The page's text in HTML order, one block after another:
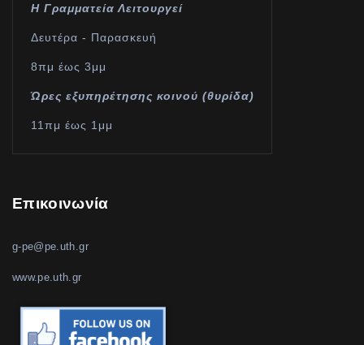
Η Γραμματεία Λειτουργεί
Δευτέρα - Παρασκευή
8πμ έως 3μμ
Ώρες εξυπηρέτησης κοινού (θυρίδα)
11πμ έως 1μμ
Επικοινωνία
g-pe@pe.uth.gr
www.pe.uth.gr